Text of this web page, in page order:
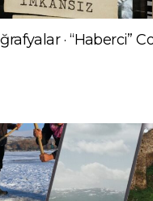
· “Haberci”